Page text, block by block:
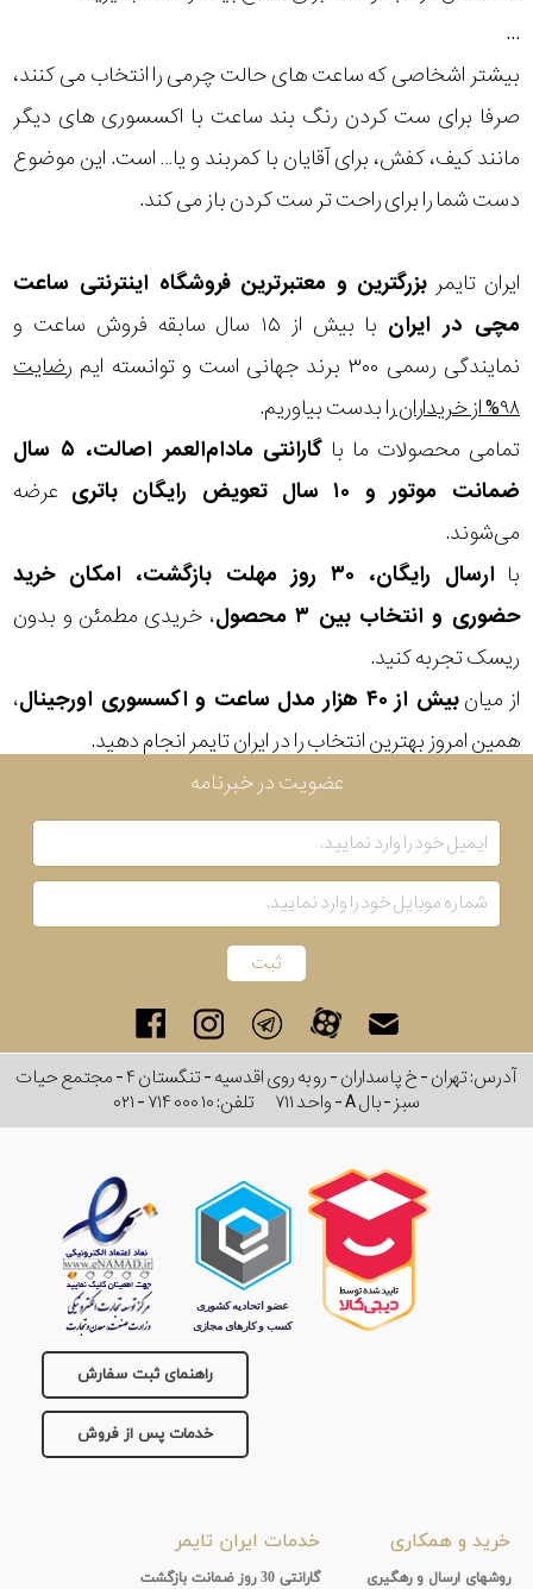
...
بیشتر اشخاصی که ساعت های حالت چرمی را انتخاب می کنند،
صرفا برای ست کردن رنگ بند ساعت با اکسسوری های دیگر
مانند کیف، کفش، برای آقایان با کمربند و یا… است. این موضوع
دست شما را برای راحت تر ست کردن باز می کند.
ایران تایمر بزرگترین و معتبرترین فروشگاه اینترنتی ساعت
مچی در ایران
با بیش از ۱۵ سال سابقه فروش ساعت و
نمایندگی رسمی ۳۰۰ برند جهانی است و توانسته ایم
رضایت
۹۸% از خریداران
را بدست بیاوریم.
تمامی محصولات ما با
گارانتی مادام‌العمر اصالت، ۵ سال
ضمانت موتور و ۱۰ سال تعویض رایگان باتری
عرضه
می‌شوند.
با
ارسال رایگان، ۳۰ روز مهلت بازگشت، امکان خرید
حضوری و انتخاب بین ۳ محصول
، خریدی مطمئن و بدون
ریسک تجربه کنید.
از میانبیش از ۴۰ هزار مدل ساعت و اکسسوری اورجینال
،
همین امروز بهترین انتخاب را در ایران تایمر انجام دهید.
رابر -
برزنت)
بیشتر...
طرح
در
برابر
شکل
قاب
ویژگی
موتور
رنگ
رفته
بکاررفته
اصالت
عضویت در خبرنامه
آدرس: تهران - خ پاسداران - رو به روی اقدسیه - تنگستان ۴ - مجتمع حیات
سبز - بال A - واحد ۷۱۱
تلفن:۰۲۱ - ۷۱۴ ۰۰۰ ۱۰
راهنمای ثبت سفارش
خدمات پس از فروش
خرید و همکاری
روشهای ارسال و رهگیری
خدمات ایران تایمر
گارانتی 30 روز ضمانت بازگشت